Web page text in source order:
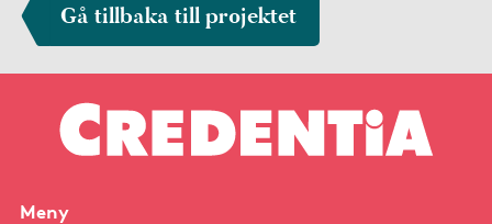
Gå tillbaka till projektet
Meny